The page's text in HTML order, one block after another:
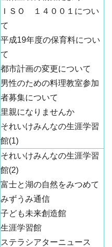
ＩＳＯ １４００１につい
て
平成19年度の保育料につい
て
都市計画の変更について
男性のための料理教室参加
者募集について
里親になりませんか
それいけみんなの生涯学習
館(1)
それいけみんなの生涯学習
館(2)
富士と湖の自然をみつめて
みずうみ通信
子ども未来創造館
生涯学習館
ステラシアターニュース